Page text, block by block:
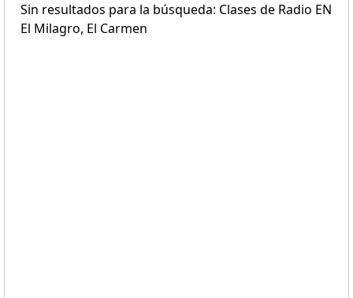
Sin resultados para la búsqueda: Clases de Radio EN
El Milagro, El Carmen